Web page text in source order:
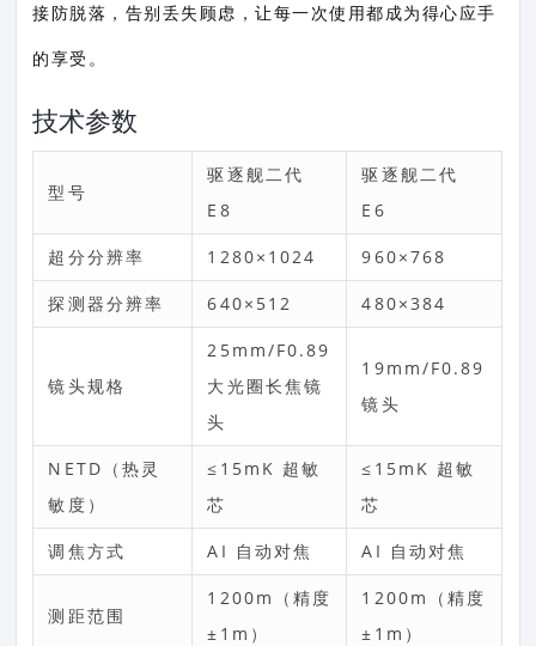
接防脱落，告别丢失顾虑，让每一次使用都成为得心应手
的享受。
技术参数
型号
驱逐舰二代
E8
驱逐舰二代
E6
超分分辨率 1280×1024 960×768
探测器分辨率 640×512 480×384
镜头规格
25mm/F0.89
大光圈长焦镜
头
19mm/F0.89
镜头
NETD（热灵
敏度）
≤15mK 超敏
芯
≤15mK 超敏
芯
调焦方式 AI 自动对焦 AI 自动对焦
测距范围
1200m（精度
±1m）
1200m（精度
±1m）